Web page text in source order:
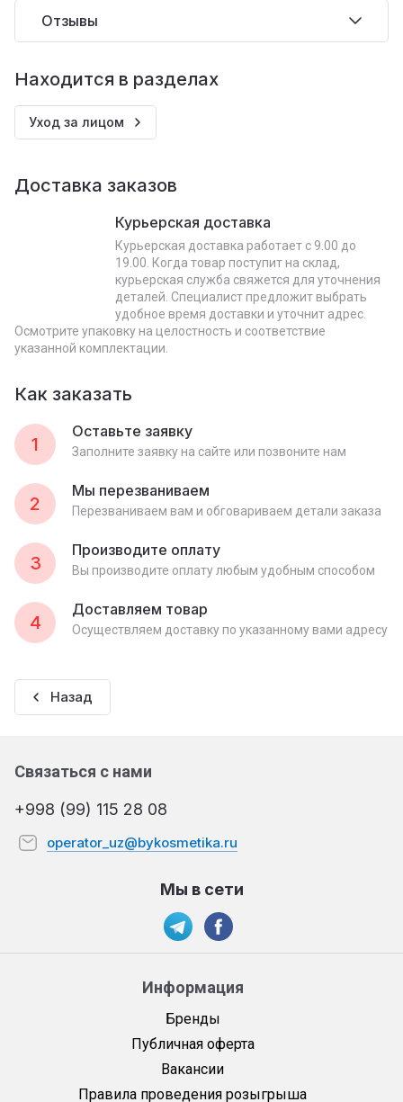
Отзывы
Находится в разделах
Уход за лицом
Доставка заказов
Курьерская доставка
Курьерская доставка работает с 9.00 до
19.00. Когда товар поступит на склад,
курьерская служба свяжется для уточнения
деталей. Специалист предложит выбрать
удобное время доставки и уточнит адрес.
Осмотрите упаковку на целостность и соответствие
указанной комплектации.
Как заказать
1
Оставьте заявку
Заполните заявку на сайте или позвоните нам
2
Мы перезваниваем
Перезваниваем вам и обговариваем детали заказа
3
Производите оплату
Вы производите оплату любым удобным способом
4
Доставляем товар
Осуществляем доставку по указанному вами адресу
Назад
Информация
Бренды
Публичная оферта
Вакансии
Правила проведения розыгрыша
Связаться с нами
+998 (99) 115 28 08
operator_uz@bykosmetika.ru
Мы в сети